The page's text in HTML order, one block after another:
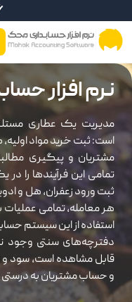
نرم افزار
مدیریت یک عطاری
است: ثبت خرید مواد
مشتریان و پیگیری
تمامی این فرآیندها را
ثبت ورود زعفران، هل و
هر معامله، تمامی
استفاده از این سیستم
دفترچه‌های سنتی وجود
قابل مشاهده است، سود
و حساب مشتریان به